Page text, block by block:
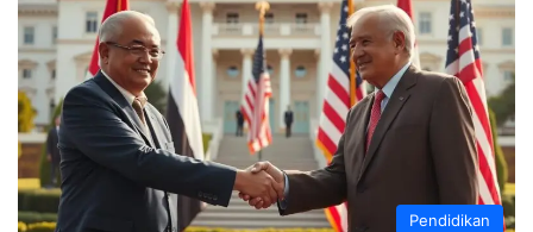
Pendidikan